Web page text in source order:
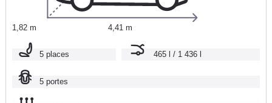
1,82 m 4,41 m
5 places 465 l / 1 436 l
5 portes